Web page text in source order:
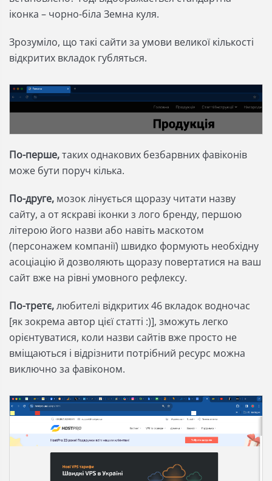
іконка – чорно-біла Земна куля.
Зрозуміло, що такі сайти за умови великої кількості
відкритих вкладок губляться.
По-перше,таких однакових безбарвних фавіконів
може бути поруч кілька.
По-друге, мозок лінується щоразу читати назву
сайту, а от яскраві іконки з лого бренду, першою
літерою його назви або навіть маскотом
(персонажем компанії) швидко формують необхідну
асоціацію й дозволяють щоразу повертатися на ваш
сайт вже на рівні умовного рефлексу.
По-третє,любителі відкритих 46 вкладок водночас
[як зокрема автор цієї статті :)], зможуть легко
орієнтуватися, коли назви сайтів вже просто не
вміщаються і відрізнити потрібний ресурс можна
виключно за фавіконом.